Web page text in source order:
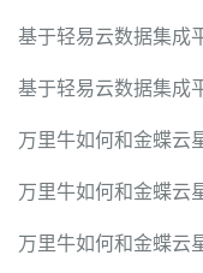
万里牛如何和金蝶云
万里牛如何和金蝶云
万里牛如何和金蝶云